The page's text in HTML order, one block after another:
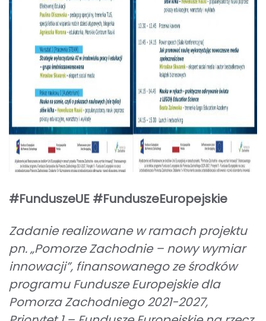
#FunduszeUE #FunduszeEuropejskie
Zadanie realizowane w ramach projektu
pn. „Pomorze Zachodnie – nowy wymiar
innowacji”, finansowanego ze środków
programu Fundusze Europejskie dla
Pomorza Zachodniego 2021-2027,